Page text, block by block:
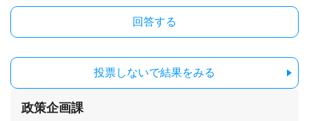
投票しないで結果をみる
政策企画課